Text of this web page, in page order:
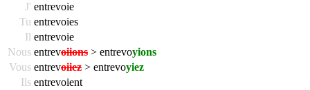
J' entrevoie
Tu entrevoies
Il entrevoie
Nous entrevoiions > entrevoyions
Vous entrevoiiez > entrevoyiez
Ils entrevoient